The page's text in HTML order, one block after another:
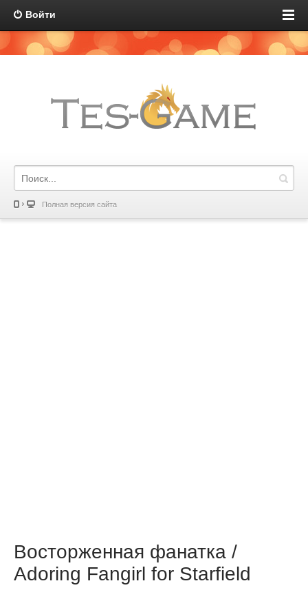
Войти
Полная версия сайта
Восторженная фанатка /
Adoring Fangirl for Starfield